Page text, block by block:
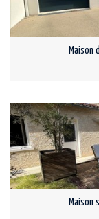
Maison
Maison